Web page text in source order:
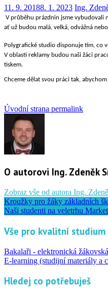
11. 9. 20188. 1. 2023 Ing.
V průběhu prázdnin jsme vybudovali
ať už budou malá, velká, odvážná
Polygrafické studio disponuje tím, co
V oblasti reklamy budou naši žáci
tiskem.
Chceme dělat svou práci tak,
Úvodní strana permalink
O autorovi Ing. Zdeněk
Zobraz vše od autora Ing.
Kroužky pro žáky základních
Naši studenti na veletrhu
Vše pro kvalitní studium
Bakalaři - elektronická žákovská
E-learning (studijní materiály a
Hledej co potřebuješ